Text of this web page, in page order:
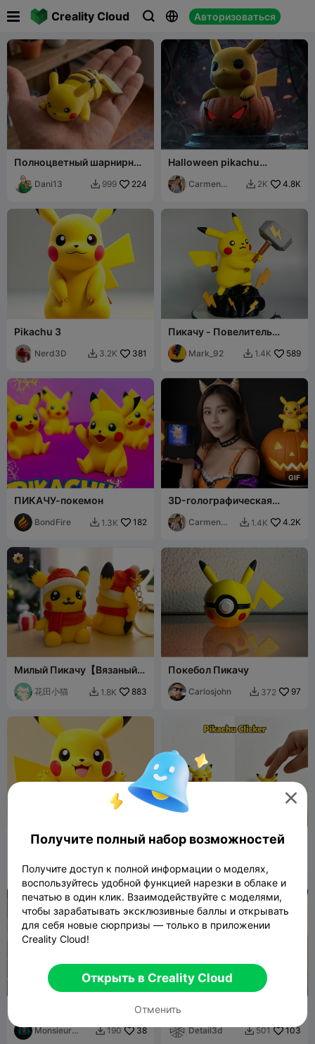
Creality Cloud   Авторизоваться
 
Полноцветный шарнирный
Пикачу — брелок
Dani13  999 224
Halloween pikachu
pumpkin
Carmen
 2K 4.8K
Pikachu 3
Nerd3D  3.2K 381
Пикачу - Повелитель
Молний (разборная
версия)Mark_92  1.4K 589
ПИКАЧУ-покемон
BondFire  1.3K 182
GIF
3D-голографическая
система на Хэллоуин
(тема "Тыква Пикачу")
Carmen
 1.4K 4.2K
Милый Пикачу【Вязаный】
брелок-игрушка
花田小猫  1.8K 883
Покебол Пикачу
Carlosjohn  372 97
Pikachu V2
Кликер "Покебол с
Пикачу"
в стиле Покемон
Monsieur
190 38
Брелок Пикачу
Detail3d 501 103

Получите полный набор возможностей
Получите доступ к полной информации о моделях,
воспользуйтесь удобной функцией нарезки в облаке и
печатью в один клик. Взаимодействуйте с моделями,
чтобы зарабатывать эксклюзивные баллы и открывать
для себя новые сюрпризы — только в приложении
Creality Cloud!
Открыть в Creality Cloud
Отменить